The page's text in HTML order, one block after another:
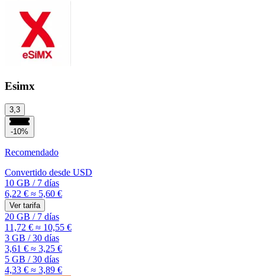
Esimx
3,3
-10%
Recomendado
Convertido desde USD
10 GB /7 días
6,22 € ≈ 5,60 €
Ver tarifa
20 GB /7 días
11,72 € ≈ 10,55 €
3 GB /30 días
3,61 € ≈ 3,25 €
5 GB /30 días
4,33 € ≈ 3,89 €